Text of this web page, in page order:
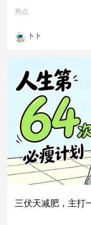
热点
卜卜
三伏天减肥，主打